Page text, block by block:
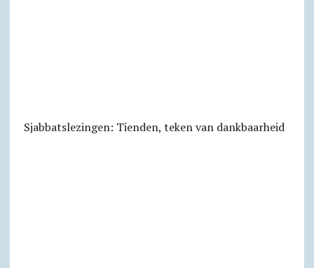
Sjabbats­lezingen: Tienden, teken van dankbaarheid